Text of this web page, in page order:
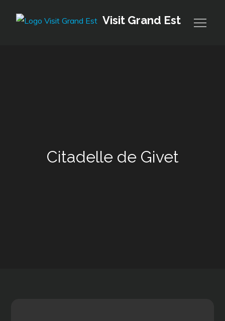
Visit Grand Est
Citadelle de Givet